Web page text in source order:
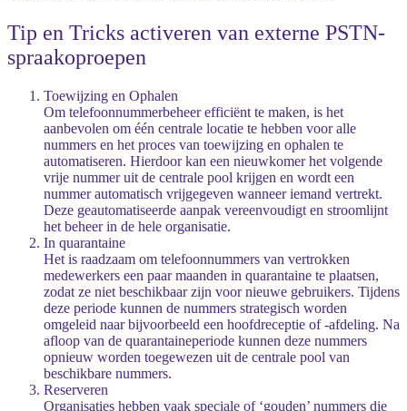
Tip en Tricks activeren van externe PSTN-
spraakoproepen
Toewijzing en Ophalen
Om telefoonnummerbeheer efficiënt te maken, is het
aanbevolen om één centrale locatie te hebben voor alle
nummers en het proces van toewijzing en ophalen te
automatiseren. Hierdoor kan een nieuwkomer het volgende
vrije nummer uit de centrale pool krijgen en wordt een
nummer automatisch vrijgegeven wanneer iemand vertrekt.
Deze geautomatiseerde aanpak vereenvoudigt en stroomlijnt
het beheer in de hele organisatie.
In quarantaine
Het is raadzaam om telefoonnummers van vertrokken
medewerkers een paar maanden in quarantaine te plaatsen,
zodat ze niet beschikbaar zijn voor nieuwe gebruikers. Tijdens
deze periode kunnen de nummers strategisch worden
omgeleid naar bijvoorbeeld een hoofdreceptie of -afdeling. Na
afloop van de quarantaineperiode kunnen deze nummers
opnieuw worden toegewezen uit de centrale pool van
beschikbare nummers.
Reserveren
Organisaties hebben vaak speciale of ‘gouden’ nummers die